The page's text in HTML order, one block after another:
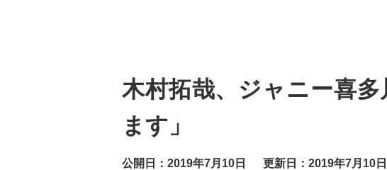
木村拓哉、ジャニー喜
ます」
公開日：2019年7月10日 更新日：2019年7月10日